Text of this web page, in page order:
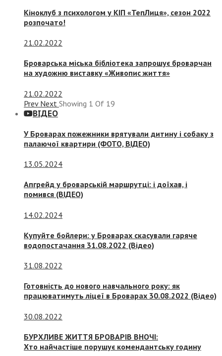
Кіноклуб з психологом у КІП «ТепЛиця», сезон 2022
розпочато!
21.02.2022
Броварська міська бібліотека запрошує броварчан
на художню виставку «Живопис життя»
21.02.2022
Prev Next Showing 1 Of 19
ВІДЕО
У Броварах пожежники врятували дитину і собаку з
палаючої квартири (ФОТО, ВІДЕО)
13.05.2024
Апгрейд у броварській маршрутці: і доїхав, і
помився (ВІДЕО)
14.02.2024
Купуйте бойлери: у Броварах скасували гаряче
водопостачання 31.08.2022 (Відео)
31.08.2022
Готовність до нового навчального року: як
працюватимуть ліцеї в Броварах 30.08.2022 (Відео)
30.08.2022
БУРХЛИВЕ ЖИТТЯ БРОВАРІВ ВНОЧІ:
Хто найчастіше порушує комендантську годину